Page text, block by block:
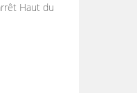
Haut du